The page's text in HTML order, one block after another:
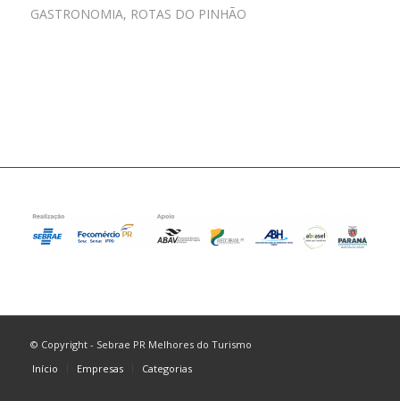
GASTRONOMIA, ROTAS DO PINHÃO
© Copyright - Sebrae PR Melhores do Turismo
Início
Empresas Categorias